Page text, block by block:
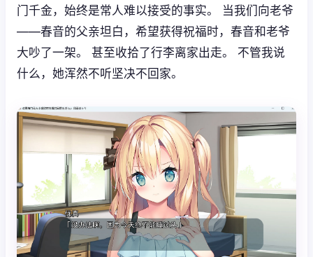
门千金，始终是常人难以接受的事实。 当我们向老爷
——春音的父亲坦白，希望获得祝福时，春音和老爷
大吵了一架。 甚至收拾了行李离家出走。 不管我说
什么，她浑然不听坚决不回家。